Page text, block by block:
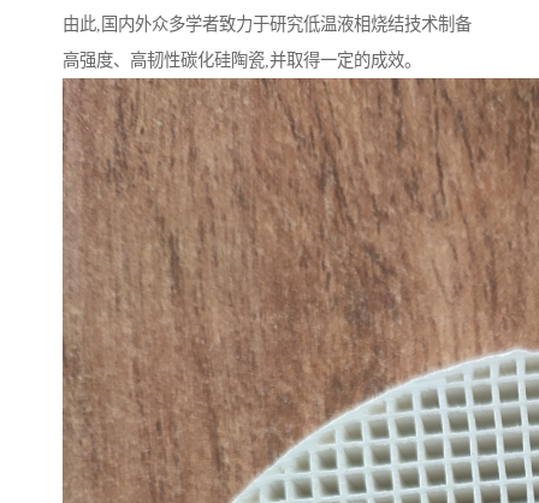
由此,国内外众多学者致力于研究低温液相烧结技术制备
高强度、高韧性碳化硅陶瓷,并取得一定的成效。